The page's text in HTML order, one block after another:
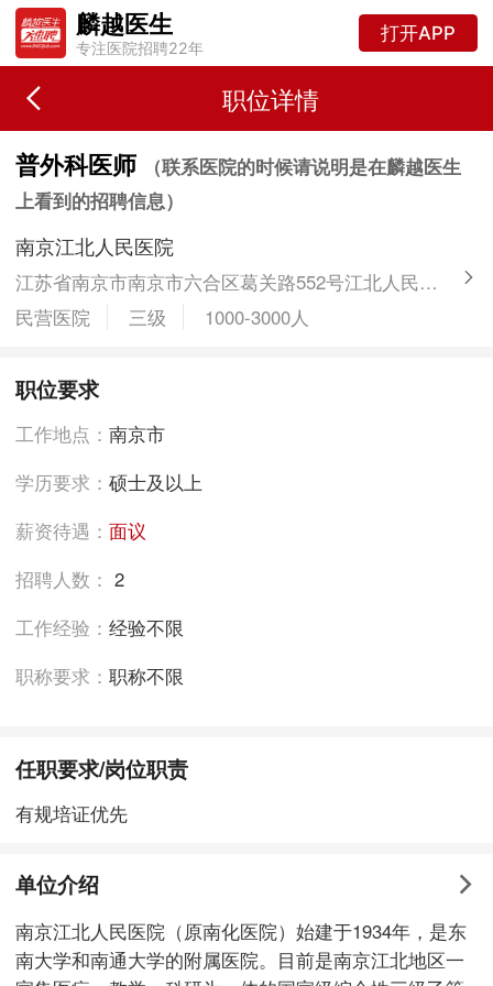
麟越医生
专注医院招聘22年
打开APP
职位详情
普外科医师
（联系医院的时候请说明是在麟越医生
上看到的招聘信息）
南京江北人民医院
江苏省南京市南京市六合区葛关路552号江北人民医院
民营医院
三级 1000-3000人
职位要求
工作地点：南京市
学历要求：硕士及以上
薪资待遇：面议
招聘人数：2
工作经验：经验不限
职称要求：职称不限
任职要求/岗位职责
有规培证优先
单位介绍
南京江北人民医院（原南化医院）始建于1934年，是东
南大学和南通大学的附属医院。目前是南京江北地区一